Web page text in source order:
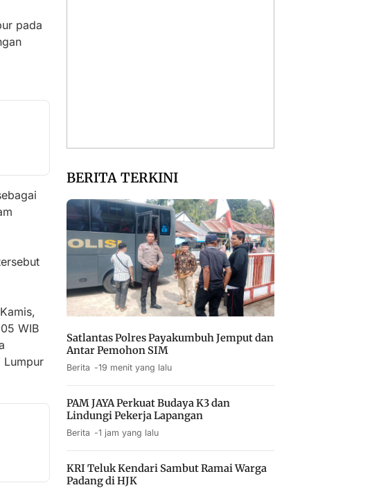
pada
WIB
Lumpur
BERITA TERKINI
Satlantas Polres Payakumbuh Jemput dan
Antar Pemohon SIM
Berita 19 menit yang lalu
PAM JAYA Perkuat Budaya K3 dan
Lindungi Pekerja Lapangan
Berita 1 jam yang lalu
KRI Teluk Kendari Sambut Ramai Warga
Padang di HJK